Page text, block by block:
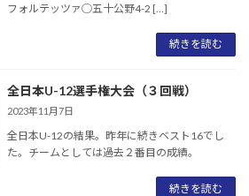
フォルテッツァ◯五十公野4-2 […]
続きを読む
全日本U-12選手権大会（３回戦）
2023年11月7日
全日本U-12の結果。昨年に続きベスト16でし
た。チームとしては過去２番目の成績。
続きを読む